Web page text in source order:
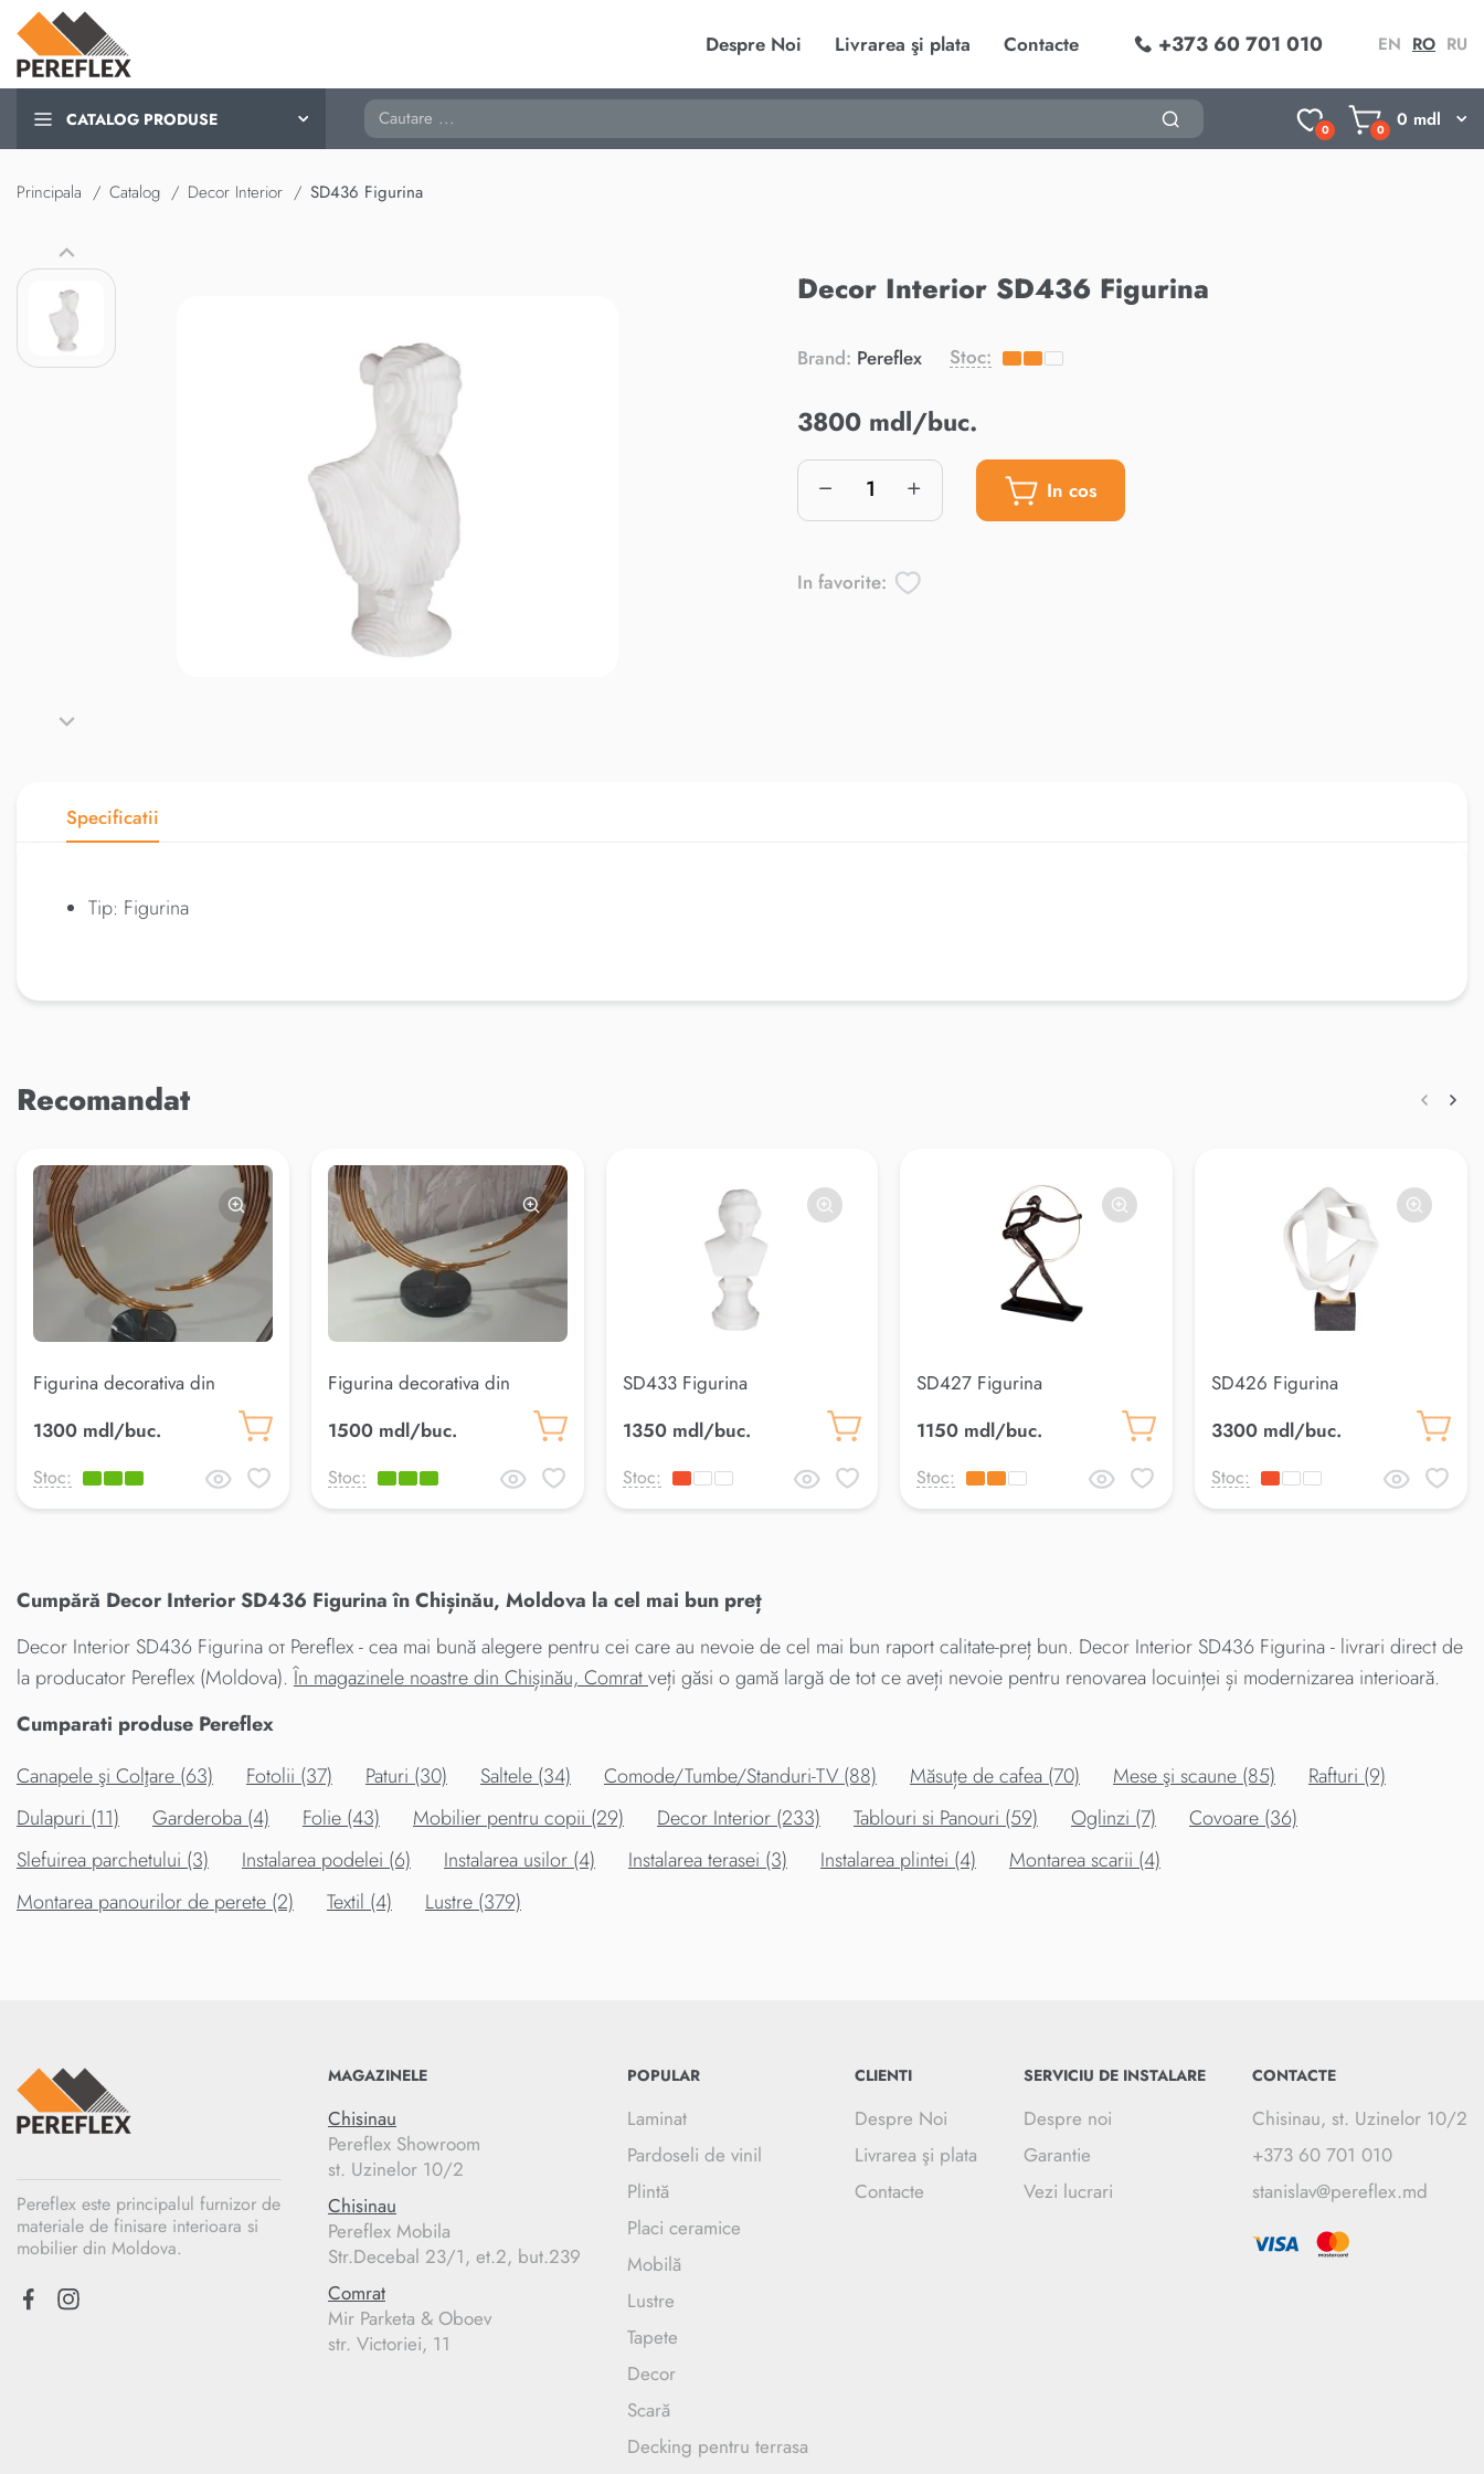
Despre Noi Livrarea şi plata Contacte +373 60 701 010 EN RO RU
CATALOG PRODUSE Cautare
0 0 0 mdl
Principala Catalog Decor Interior SD436 Figurina
Decor Interior SD436 Figurina
Brand: Pereflex Stoc:
3800 mdl/buc.
In cos
In favorite:
Specificatii
Tip: Figurina
Recomandat
Figurina decorativa din
(AK.KKD0013)
1300 mdl/buc.
Stoc:
Figurina decorativa din
(AK.KKD0014)
1500 mdl/buc.
Stoc:
SD433 Figurina
1350 mdl/buc.
Stoc:
SD427 Figurina
1150 mdl/buc.
Stoc:
SD426 Figurina
3300 mdl/buc.
Stoc:
Cumpără Decor Interior SD436 Figurina în Chișinău, Moldova la cel mai bun preț
Decor Interior SD436 Figurina от Pereflex - cea mai bună alegere pentru cei care au nevoie de cel mai bun raport calitate-preț bun. Decor Interior SD436 Figurina - livrari direct de
la producator Pereflex (Moldova).În magazinele noastre din Chișinău, Comratveți găsi o gamă largă de tot ce aveți nevoie pentru renovarea locuinței și modernizarea interioară.
Cumparati produse Pereflex
Canapele şi Colţare (63)
Fotolii (37) Paturi (30) Saltele (34) Comode/Tumbe/Standuri-TV (88) Măsuțe de cafea (70) Mese şi scaune (85)
Rafturi (9)
Dulapuri (11)
Garderoba (4) Folie (43) Mobilier pentru copii (29) Decor Interior (233) Tablouri si Panouri (59) Oglinzi (7)
Covoare (36)
Slefuirea parchetului (3)
Instalarea podelei (6) Instalarea usilor (4) Instalarea terasei (3) Instalarea plintei (4)
Montarea scarii (4)
Montarea panourilor de perete (2)
Textil (4) Lustre (379)
Pereflex este principalul furnizor de
materiale de finisare interioara si
mobilier din Moldova.
MAGAZINELE
Chisinau
Pereflex Showroom
st. Uzinelor 10/2
Chisinau
Pereflex Mobila
Str.Decebal 23/1, et.2, but.239
Comrat
Mir Parketa & Oboev
str. Victoriei, 11
POPULAR
Laminat
Pardoseli de vinil
Plintă
Placi ceramice
Mobilă
Lustre
Tapete
Decor
Scară
Decking pentru terrasa
CLIENTI
Despre Noi
Livrarea şi plata
Contacte
SERVICIU DE INSTALARE
Despre noi
Garantie
Vezi lucrari
CONTACTE
Chisinau, st. Uzinelor 10/2
+373 60 701 010
stanislav@pereflex.md